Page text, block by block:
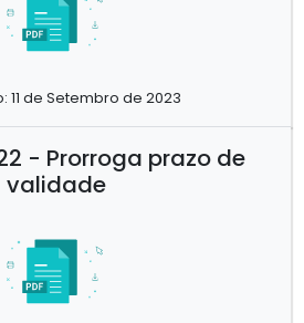
11 de Setembro de 2023
- Prorroga prazo de
validade